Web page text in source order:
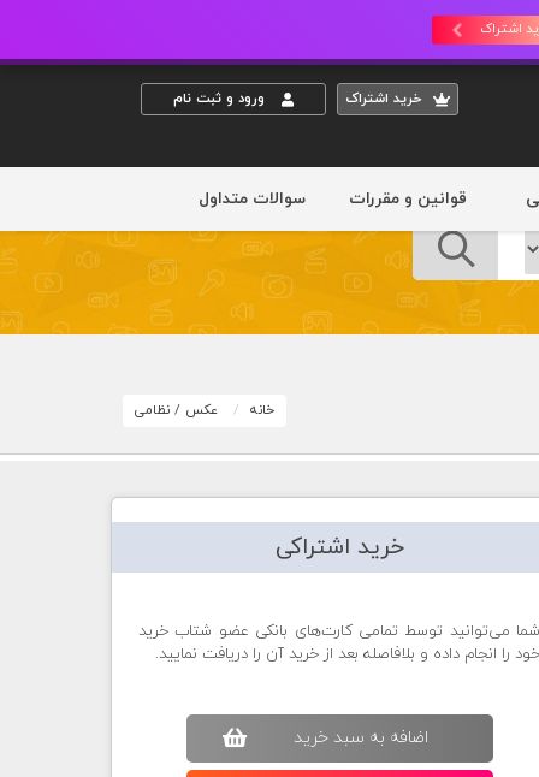
اشتراک
خريد اشتراک ورود و ثبت نام
قوانین و مقررات سوالات متداول
خانه عکس / نظامی
خرید اشتراکی
شما می‌توانید توسط تمامی کارت‌های بانکی عضو شتاب خرید
خود را انجام داده و بلافاصله بعد از خرید آن را دریافت نمایید.
اضافه به سبد خريد